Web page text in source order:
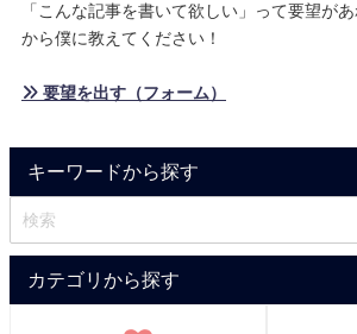
「こんな記事を書いて欲しい」って要望が
から僕に教えてください！
» 要望を出す（フォーム）
キーワードから探す
カテゴリから探す